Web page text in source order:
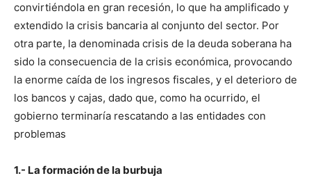
convirtiéndola en gran recesión, lo que ha amplificado y
extendido la crisis bancaria al conjunto del sector. Por
otra parte, la denominada crisis de la deuda soberana ha
sido la consecuencia de la crisis económica, provocando
la enorme caída de los ingresos fiscales, y el deterioro de
los bancos y cajas, dado que, como ha ocurrido, el
gobierno terminaría rescatando a las entidades con
problemas
1.- La formación de la burbuja